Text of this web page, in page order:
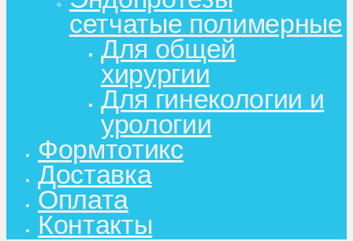
сетчатые полимерные
Для общей
хирургии
Для гинекологии и
урологии
Формтотикс
Доставка
Оплата
Контакты